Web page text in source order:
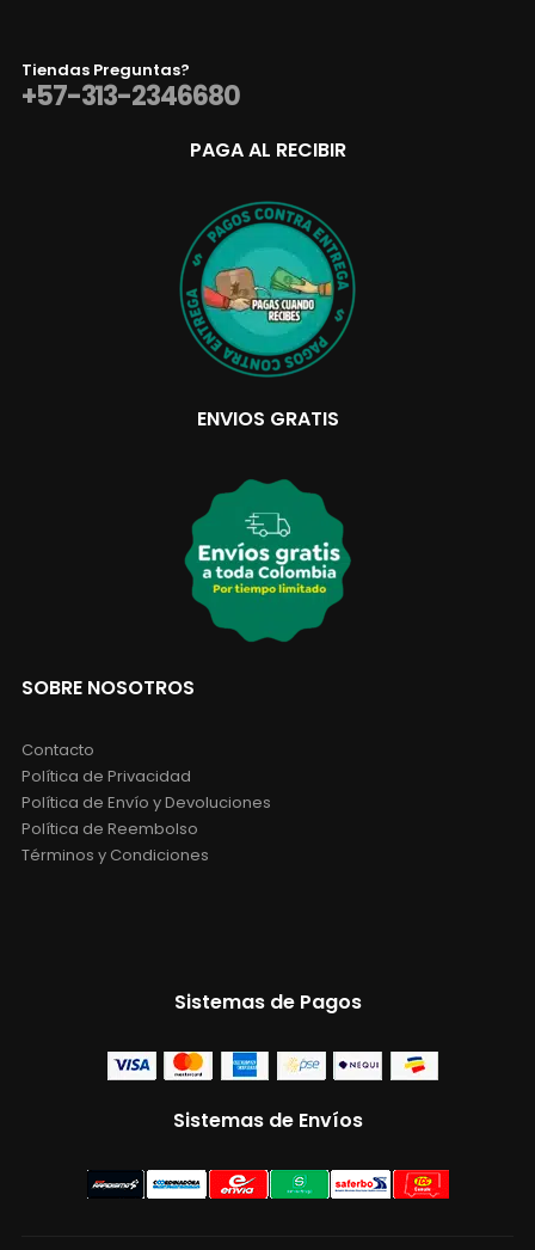
Tiendas Preguntas?
+57-313-2346680
PAGA AL RECIBIR
ENVIOS GRATIS
SOBRE NOSOTROS
Contacto
Política de Privacidad
Política de Envío y Devoluciones
Política de Reembolso
Términos y Condiciones
Sistemas de Pagos
Sistemas de Envíos